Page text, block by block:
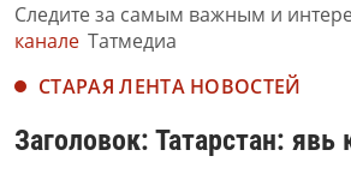
Следите за самым важным и
канале Татмедиа
СТАРАЯ ЛЕНТА НОВОСТЕЙ
Заголовок: Татарстан: явь